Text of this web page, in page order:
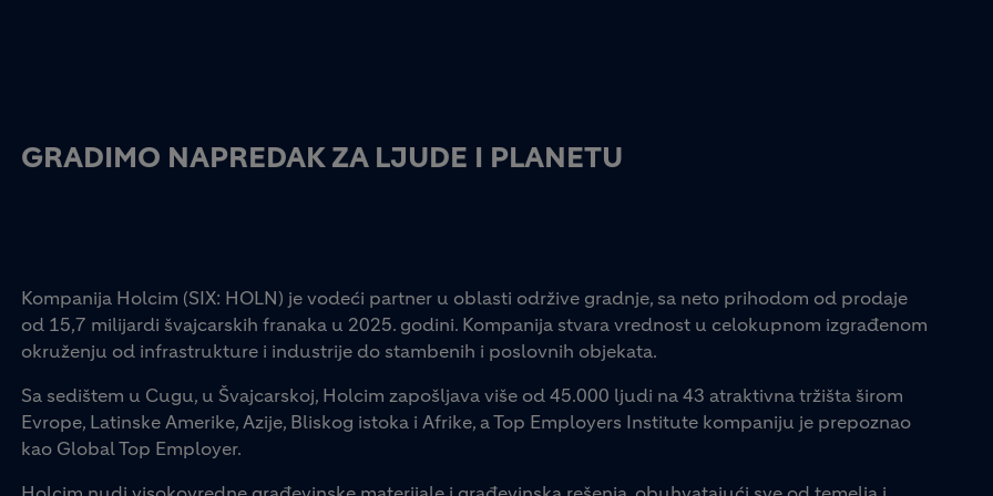
GRADIMO NAPREDAK ZA LJUDE I PLANETU
Kompanija Holcim (SIX: HOLN) je vodeći partner u oblasti održive gradnje, sa neto prihodom od prodaje
od 15,7 milijardi švajcarskih franaka u 2025. godini. Kompanija stvara vrednost u celokupnom izgrađenom
okruženju od infrastrukture i industrije do stambenih i poslovnih objekata.
Sa sedištem u Cugu, u Švajcarskoj, Holcim zapošljava više od 45.000 ljudi na 43 atraktivna tržišta širom
Evrope, Latinske Amerike, Azije, Bliskog istoka i Afrike, a Top Employers Institute kompaniju je prepoznao
kao Global Top Employer.